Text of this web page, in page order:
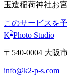
玉造稲荷神社お
このサービスを
K2Photo Studio
〒540-0004 大阪
info@k2-p-s.com